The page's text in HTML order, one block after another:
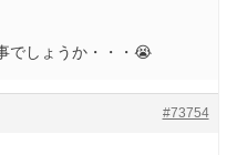
でしょうか・・・😭
#73754